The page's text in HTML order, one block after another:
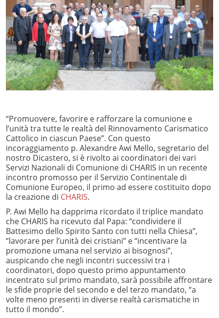
“Promuovere, favorire e rafforzare la comunione e
l’unità tra tutte le realtà del Rinnovamento Carismatico
Cattolico in ciascun Paese”. Con questo
incoraggiamento p. Alexandre Awi Mello, segretario del
nostro Dicastero, si è rivolto ai coordinatori dei vari
Servizi Nazionali di Comunione di CHARIS in un recente
incontro promosso per il Servizio Continentale di
Comunione Europeo, il primo ad essere costituito dopo
la creazione di CHARIS.
P. Awi Mello ha dapprima ricordato il triplice mandato
che CHARIS ha ricevuto dal Papa: “condividere il
Battesimo dello Spirito Santo con tutti nella Chiesa”,
“lavorare per l’unità dei cristiani” e “incentivare la
promozione umana nel servizio ai bisognosi”,
auspicando che negli incontri successivi tra i
coordinatori, dopo questo primo appuntamento
incentrato sul primo mandato, sarà possibile affrontare
le sfide proprie del secondo e del terzo mandato, “a
volte meno presenti in diverse realtà carismatiche in
tutto il mondo”.